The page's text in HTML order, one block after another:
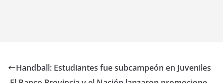
Handball: Estudiantes fue subcampeón en Juveniles